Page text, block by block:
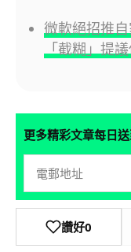
微軟絕招推
「截糊」提
更多精彩文章每日
讚好0